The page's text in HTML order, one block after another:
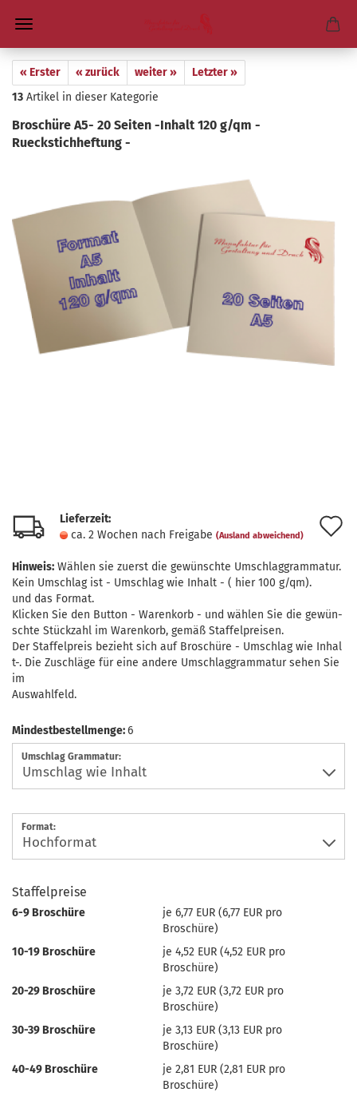
« Erster « zurück weiter »
Letzter »
13 Artikel in dieser Kategorie
Bro­schü­re A5- 20 Sei­ten -​Inhalt 120 g/qm -​
Rueckstichheftung -
Lieferzeit:
ca. 2 Wochen nach Freigabe (Ausland abweichend)
Hinweis: Wählen sie zuerst die gewünschte Umschlaggrammatur.
Kein Umschlag ist - Umschlag wie Inhalt - ( hier 100 g/qm).
und das Format.
Klicken Sie den Button - Warenkorb - und wählen Sie die gewün-
schte Stückzahl im Warenkorb, gemäß Staffelpreisen.
Der Staffelpreis bezieht sich auf Broschüre - Umschlag wie Inhal
t-. Die Zuschläge für eine andere Umschlaggrammatur sehen Sie
im
Auswahlfeld.
Mindestbestellmenge:6
Umschlag Grammatur:
Format:
Staffelpreise
6-9 Broschüre
je 6,77 EUR (6,77 EUR pro
Broschüre)
10-19 Broschüre
je 4,52 EUR (4,52 EUR pro
Broschüre)
20-29 Broschüre
je 3,72 EUR (3,72 EUR pro
Broschüre)
30-39 Broschüre
je 3,13 EUR (3,13 EUR pro
Broschüre)
40-49 Broschüre
je 2,81 EUR (2,81 EUR pro
Broschüre)